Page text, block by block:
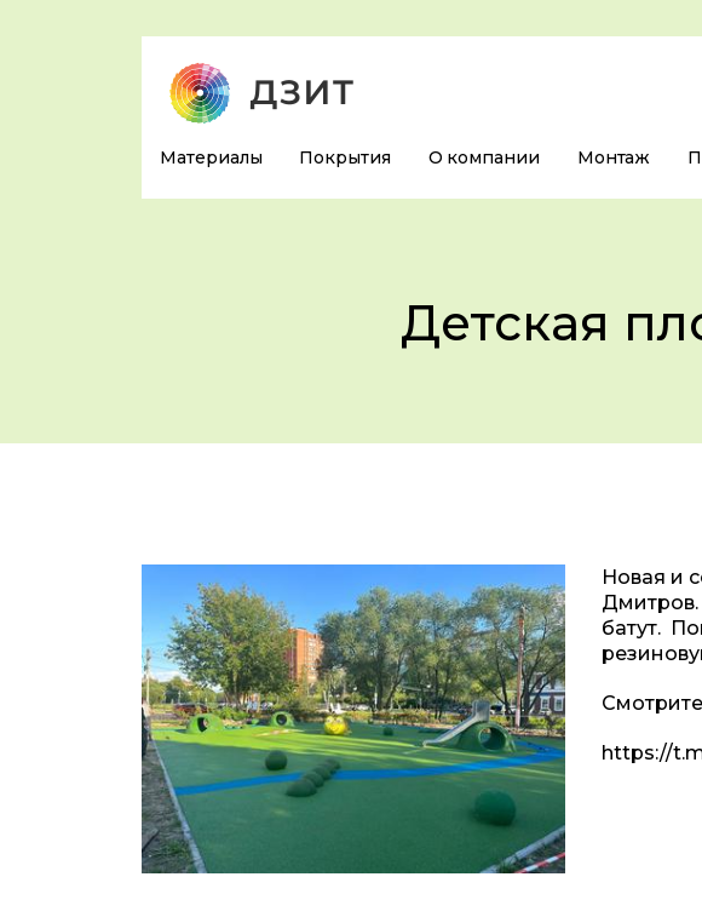
Материалы Покрытия О компании Монтаж
Детская
Новая и
Дмитров.
батут.
https://